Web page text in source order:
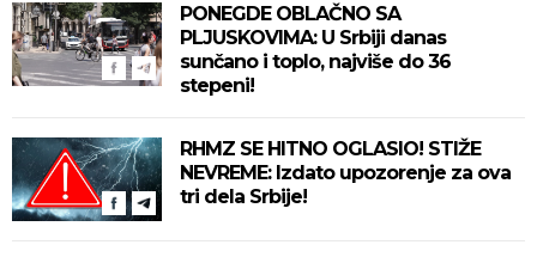
PONEGDE OBLAČNO SA
PLJUSKOVIMA: U Srbiji danas
sunčano i toplo, najviše do 36
stepeni!
RHMZ SE HITNO OGLASIO! STIŽE
NEVREME: Izdato upozorenje za ova
tri dela Srbije!